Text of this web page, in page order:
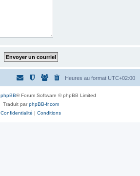
Heures au format UTC+02:00
phpBB® Forum Software © phpBB Limited
Traduit parphpBB-fr.com
Confidentialité | Conditions